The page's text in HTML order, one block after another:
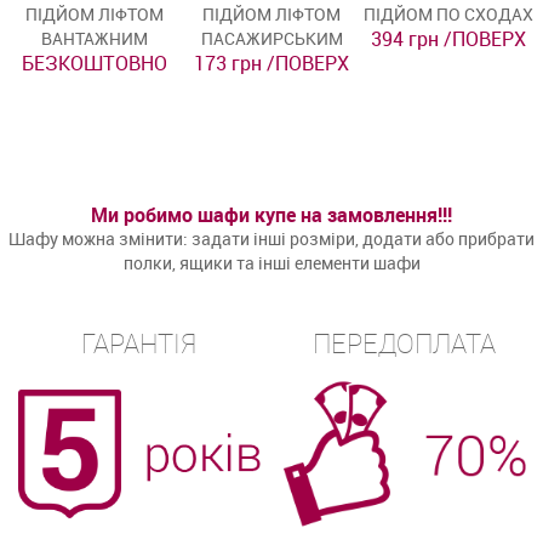
ПІДЙОМ ЛІФТОМ
ВАНТАЖНИМ
БЕЗКОШТОВНО
ПІДЙОМ ЛІФТОМ
ПАСАЖИРСЬКИМ
173 грн /ПОВЕРХ
ПІДЙОМ ПО СХОДАХ
394 грн /ПОВЕРХ
Ми робимо шафи купе на замовлення!!!
Шафу можна змінити: задати інші розміри, додати або прибрати
полки, ящики та інші елементи шафи
ГАРАНТІЯ ПЕРЕДОПЛАТА